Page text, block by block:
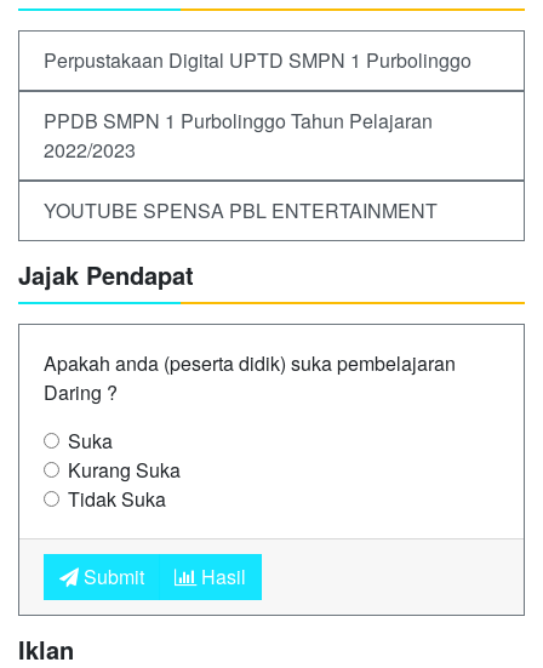
Perpustakaan Digital UPTD SMPN 1 Purbolinggo
PPDB SMPN 1 Purbolinggo Tahun Pelajaran
2022/2023
YOUTUBE SPENSA PBL ENTERTAINMENT
Jajak Pendapat
Apakah anda (peserta didik) suka pembelajaran
Daring ?
Suka
Kurang Suka
Tidak Suka
Submit Hasil
Iklan